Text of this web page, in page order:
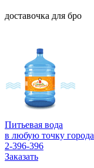
доставочка для бро
Питьевая вода
в любую точку города
2-396-396
Заказать